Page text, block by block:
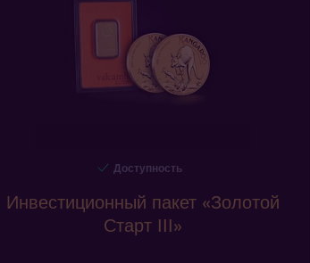
Доступность
Инвестиционный пакет «Золотой
Старт III»